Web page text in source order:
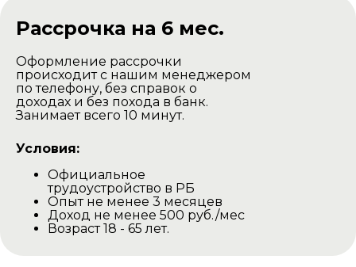
Рассрочка на 6 мес.
Оформление рассрочки
происходит с нашим менеджером
по телефону, без справок о
доходах и без похода в банк.
Занимает всего 10 минут.
Условия:
Официальное
трудоустройство в РБ
Опыт не менее 3 месяцев
Доход не менее 500 руб./мес
Возраст 18 - 65 лет.